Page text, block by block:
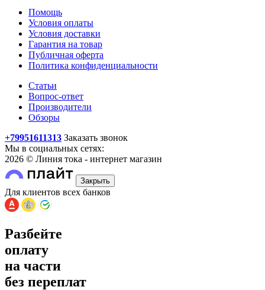
Помощь
Условия оплаты
Условия доставки
Гарантия на товар
Публичная оферта
Политика конфиденциальности
Статьи
Вопрос-ответ
Производители
Обзоры
+79951611313 Заказать звонок
Мы в социальных сетях:
2026 © Линия тока - интернет магазин
Закрыть
Для клиентов всех банков
Разбейте
оплату
на части
без переплат